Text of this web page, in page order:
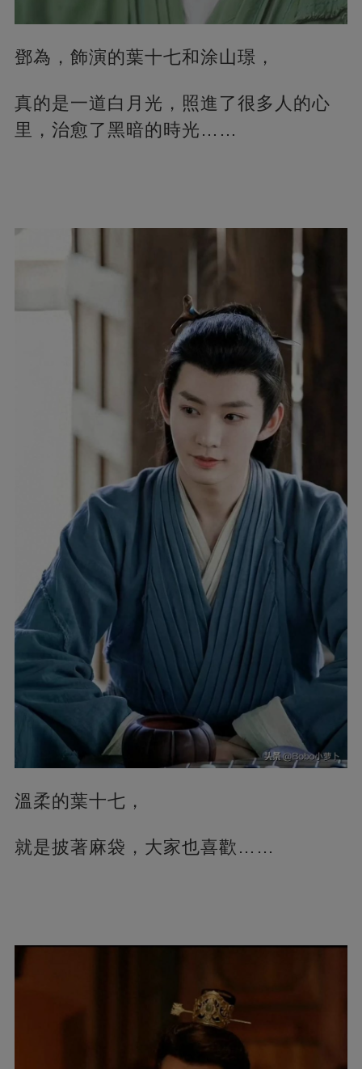
鄧為，飾演的葉十七和涂山璟，
真的是一道白月光，照進了很多人的心
里，治愈了黑暗的時光……
溫柔的葉十七，
就是披著麻袋，大家也喜歡……